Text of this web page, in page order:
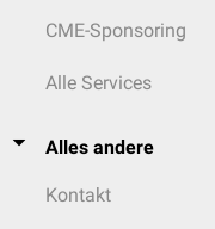
CME-Sponsoring
Alle Services
Alles andere
Kontakt